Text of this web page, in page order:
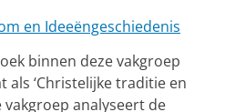
en Ideeëngeschiedenis
binnen deze vakgroep
als ‘Christelijke traditie en
analyseert de